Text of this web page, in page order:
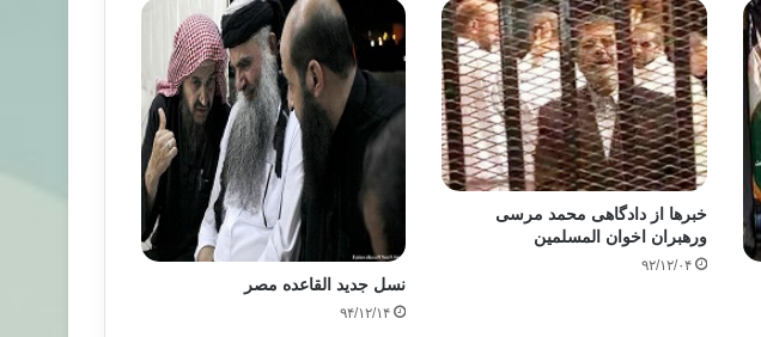
خبرها از دادگاهی محمد مرسی
ورهبران اخوان المسلمین
۹۲/۱۲/۰۴
نسل جدید القاعده مصر
۹۴/۱۲/۱۴